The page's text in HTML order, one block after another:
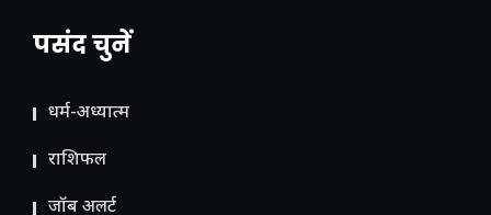
पसंद चुनें
धर्म-अध्यात्म
राशिफल
जॉब अलर्ट